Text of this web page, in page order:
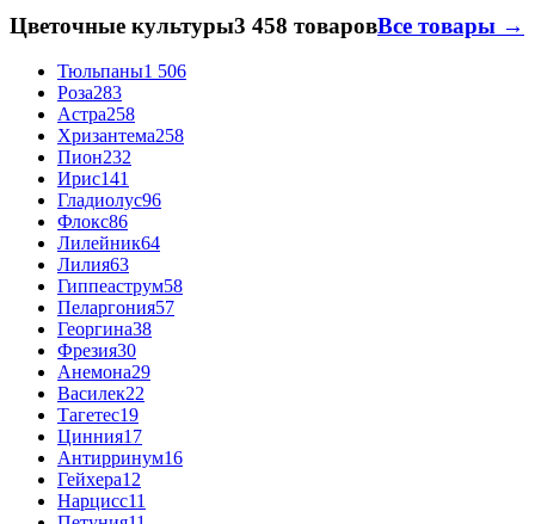
Цветочные культуры3 458 товаровВсе товары →
Тюльпаны1 506
Роза283
Астра258
Хризантема258
Пион232
Ирис141
Гладиолус96
Флокс86
Лилейник64
Лилия63
Гиппеаструм58
Пеларгония57
Георгина38
Фрезия30
Анемона29
Василек22
Тагетес19
Цинния17
Антирринум16
Гейхера12
Нарцисс11